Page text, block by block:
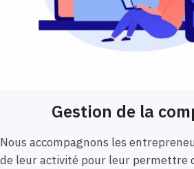
Gestion de la
Nous accompagnons les
de leur activité pour leur permettre